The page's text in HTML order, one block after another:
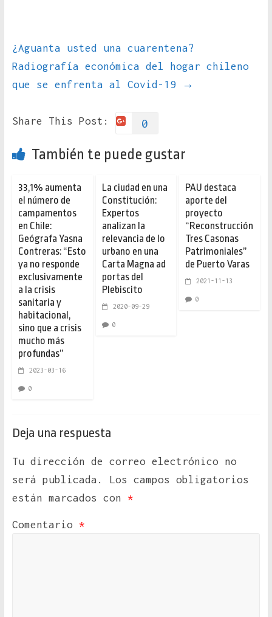
¿Aguanta usted una cuarentena?
Radiografía económica del hogar chileno
que se enfrenta al Covid-19
→
Share This Post: 0
También te puede gustar
33,1% aumenta
el número de
campamentos
en Chile:
Geógrafa Yasna
Contreras: “Esto
ya no responde
exclusivamente
a la crisis
sanitaria y
habitacional,
sino que a crisis
mucho más
profundas”
2023-03-16
0
La ciudad en una
Constitución:
Expertos
analizan la
relevancia de lo
urbano en una
Carta Magna ad
portas del
Plebiscito
2020-09-29
0
PAU destaca
aporte del
proyecto
“Reconstrucción
Tres Casonas
Patrimoniales”
de Puerto Varas
2021-11-13
0
Deja una respuesta
Tu dirección de correo electrónico no
será publicada.
Los campos obligatorios
están marcados con *
Comentario *